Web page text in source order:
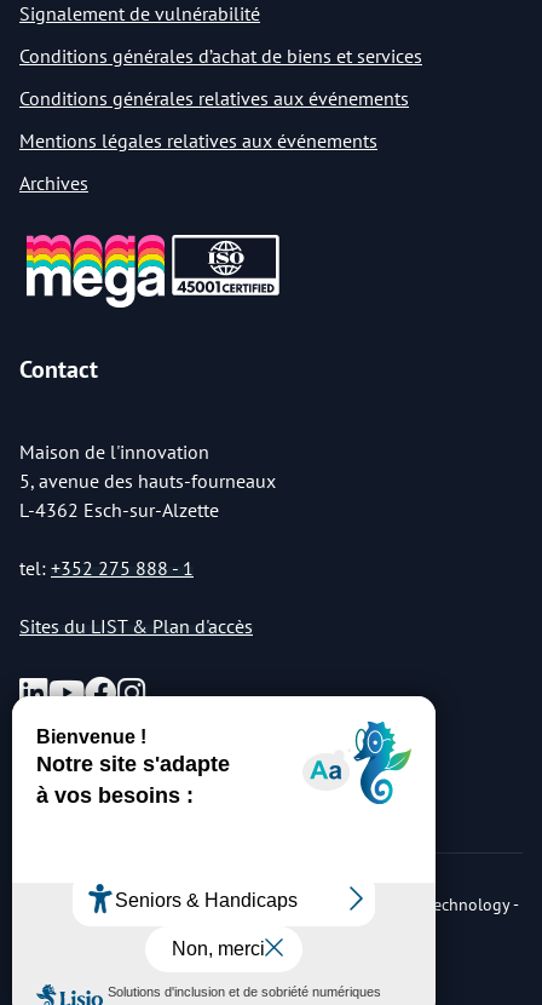
Signalement de vulnérabilité
Conditions générales d’achat de biens et services
Conditions générales relatives aux événements
Mentions légales relatives aux événements
Archives
Contact
Maison de l'innovation
5, avenue des hauts-fourneaux
L-4362 Esch-sur-Alzette
tel: +352 275 888 - 1
Sites du LIST & Plan d'accès
© Copyright 2026 Luxembourg Institute of Science & Technology -